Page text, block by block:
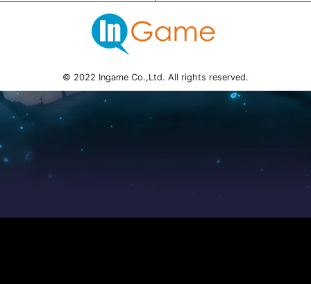
© 2022 Ingame Co.,Ltd. All rights reserved.